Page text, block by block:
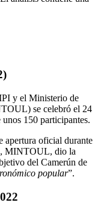
y el Ministerio de
se celebró el 24
150 participantes.
apertura oficial durante
MINTOUL, dio la
del Camerún de
popular”.